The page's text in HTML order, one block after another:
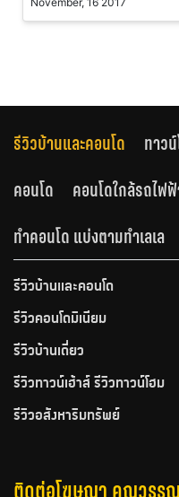
รีวิวบ้านและคอนโด ทาว
คอนโด
คอนโดใกล้รถไฟ
ทำคอนโด แบ่งตามทำเลเล
รีวิวบ้านและคอนโด
รีวิวคอนโดมิเนียม
รีวิวบ้านเดี่ยว
รีวิวทาวน์เฮ้าส์ รีวิวทาวน์โฮม
รีวิวอสังหาริมทรัพย์